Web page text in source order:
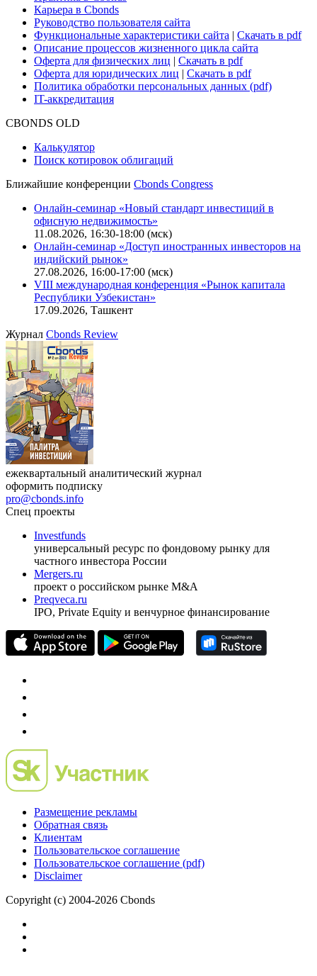
Для клиентов
О нас
Безопасность проведения платежей
Практика в Cbonds
Карьера в Cbonds
Руководство пользователя сайта
Функциональные характеристики сайта|Скачать в pdf
Описание процессов жизненного цикла сайта
Оферта для физических лиц
Оферта для юридических лиц
IT-аккредитация
Поиск котировок облигаций
Ближайшие конференцииCbonds Congress
Онлайн-семинар «Новый стандарт инвестиций в
офисную недвижимость»
11.08.2026, 16:30-18:00 (мск)
Онлайн-семинар «Доступ иностранных инвесторов на
индийский рынок»
VIII международная конференция «Рынок капитала
Республики Узбекистан»
17.09.2026, Ташкент
ЖурналCbonds Review
ежеквартальный аналитический журнал
оформить подписку
pro@cbonds.info
Спец проекты
Investfunds
универсальный ресурс по фондовому рынку для
частного инвестора России
проект о российском рынке M&A
Preqveca.ru
Размещение рекламы
Обратная связь
Пользовательское соглашение
Copyright (c) 2004-2026 Cbonds